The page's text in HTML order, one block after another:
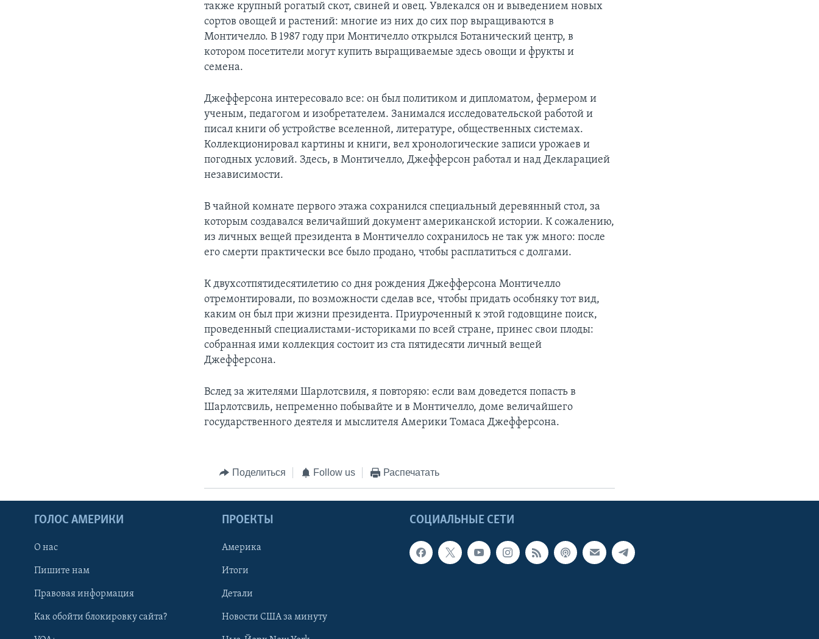
также крупный рогатый скот, свиней и овец. Увлекался он и выведением новых
сортов овощей и растений: многие из них до сих пор выращиваются в
Монтичелло. В 1987 году при Монтичелло открылся Ботанический центр, в
котором посетители могут купить выращиваемые здесь овощи и фрукты и
семена.
Джефферсона интересовало все: он был политиком и дипломатом, фермером и
ученым, педагогом и изобретателем. Занимался исследовательской работой и
писал книги об устройстве вселенной, литературе, общественных системах.
Коллекционировал картины и книги, вел хронологические записи урожаев и
погодных условий. Здесь, в Монтичелло, Джефферсон работал и над Декларацией
независимости.
В чайной комнате первого этажа сохранился специальный деревянный стол, за
которым создавался величайший документ американской истории. К сожалению,
из личных вещей президента в Монтичелло сохранилось не так уж много: после
его смерти практически все было продано, чтобы расплатиться с долгами.
К двухсотпятидесятилетию со дня рождения Джефферсона Монтичелло
отремонтировали, по возможности сделав все, чтобы придать особняку тот вид,
каким он был при жизни президента. Приуроченный к этой годовщине поиск,
проведенный специалистами-историками по всей стране, принес свои плоды:
собранная ими коллекция состоит из ста пятидесяти личный вещей
Джефферсона.
Вслед за жителями Шарлотсвиля, я повторяю: если вам доведется попасть в
Шарлотсвиль, непременно побывайте и в Монтичелло, доме величайшего
государственного деятеля и мыслителя Америки Томаса Джефферсона.
Поделиться Follow us Распечатать
СОЦИАЛЬНЫЕ СЕТИ
ГОЛОС АМЕРИКИ
О нас
Пишите нам
Правовая информация
Как обойти блокировку сайта?
ПРОЕКТЫ
Америка
Итоги
Детали
Новости США за минуту